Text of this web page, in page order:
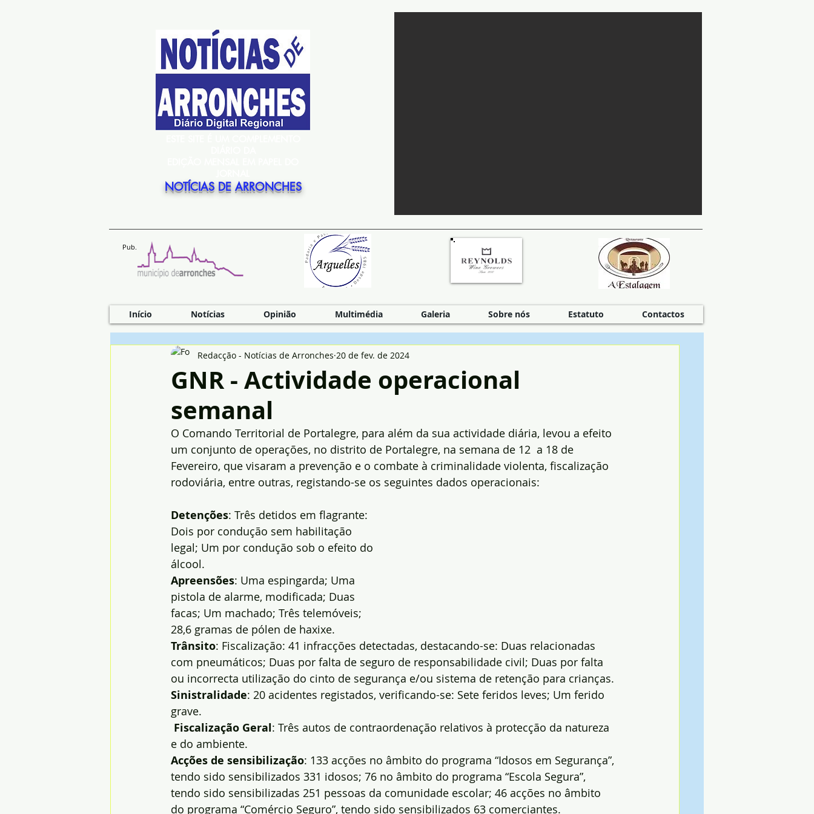
NOTÍCIAS DE ARRONCHES
Pub.
Início Notícias Opinião Multimédia Galeria Sobre nós Estatuto Contactos
GNR - Actividade operacional
semanal
Redacção - Notícias de Arronches 20 de fev. de 2024
O Comando Territorial de Portalegre, para além da sua actividade diária, levou a efeito
um conjunto de operações, no distrito de Portalegre, na semana de 12  a 18 de
Fevereiro, que visaram a prevenção e o combate à criminalidade violenta, fiscalização
rodoviária, entre outras, registando-se os seguintes dados operacionais:
Detenções: Três detidos em flagrante:
Dois por condução sem habilitação
legal; Um por condução sob o efeito do
álcool.
Apreensões: Uma espingarda; Uma
pistola de alarme, modificada; Duas
facas; Um machado; Três telemóveis;
28,6 gramas de pólen de haxixe.
Trânsito: Fiscalização: 41 infracções detectadas, destacando-se: Duas relacionadas
com pneumáticos; Duas por falta de seguro de responsabilidade civil; Duas por falta
ou incorrecta utilização do cinto de segurança e/ou sistema de retenção para crianças.
Sinistralidade: 20 acidentes registados, verificando-se: Sete feridos leves; Um ferido
grave.
Fiscalização Geral: Três autos de contraordenação relativos à protecção da natureza
e do ambiente.
Acções de sensibilização: 133 acções no âmbito do programa “Idosos em Segurança”,
tendo sido sensibilizados 331 idosos; 76 no âmbito do programa “Escola Segura”,
tendo sido sensibilizadas 251 pessoas da comunidade escolar; 46 acções no âmbito
do programa “Comércio Seguro”, tendo sido sensibilizados 63 comerciantes.